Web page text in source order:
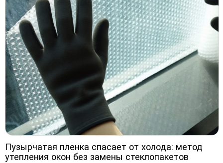
Пузырчатая пленка спасает от холода: метод
утепления окон без замены стеклопакетов